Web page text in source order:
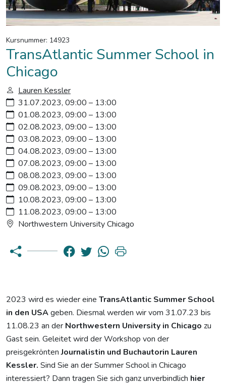
Kursnummer: 14923
TransAtlantic Summer School in
Chicago
Lauren Kessler
31.07.2023, 09:00 – 13:00
01.08.2023, 09:00 – 13:00
02.08.2023, 09:00 – 13:00
03.08.2023, 09:00 – 13:00
04.08.2023, 09:00 – 13:00
07.08.2023, 09:00 – 13:00
08.08.2023, 09:00 – 13:00
09.08.2023, 09:00 – 13:00
10.08.2023, 09:00 – 13:00
11.08.2023, 09:00 – 13:00
Northwestern University Chicago
2023 wird es wieder eine TransAtlantic Summer School
in den USAgeben. Diesmal werden wir vom 31.07.23 bis
11.08.23 an der Northwestern University in Chicago zu
Gast sein. Geleitet wird der Workshop von der
preisgekröntenJournalistin und Buchautorin Lauren
Kessler. Sind Sie an der Summer School in Chicago
interessiert? Dann tragen Sie sich ganz unverbindlich hier